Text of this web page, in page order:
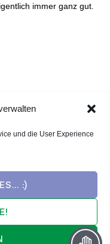
und die User Experience
:)
immer ganz gut.
bis 2026